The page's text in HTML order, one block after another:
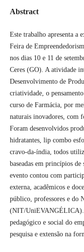
Abstract
Este trabalho apresenta a
Feira de
nos dias 10 e 11 de
Ceres (GO). A atividade
Desenvolvimento de
criatividade, o
curso de Farmácia, por
naturais inovadores, com
Foram desenvolvidos
hidratantes, lip combo
cravo-da-índia, todos
baseadas em princípios
evento contou com
externa, acadêmicos e
público, professores e do
(NIT/UniEVANGÉLICA).
pedagógico e social do
pesquisa e extensão na